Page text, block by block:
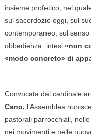
insieme profetico, nel
sul sacerdozio oggi, sul
contemporaneo, sul
obbedienza, intesi «non
«modo concreto» di
Convocata dal cardinale
Cano, l’Assemblea
pastorali parrocchiali,
nei movimenti e nelle